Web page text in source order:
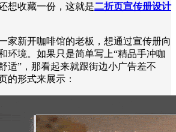
想收藏一份，这就是二折页宣传册设计
家新开咖啡馆的老板，想通过宣传册向
环境。如果只是简单写上“精品手冲咖
适”，那看起来就跟街边小广告差不
的形式来展示：